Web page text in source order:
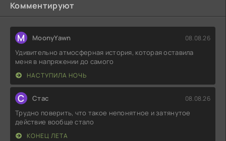
Комментируют
M MoonyYawn 08.08.26
Удивительно атмосферная история, которая оставила
меня в напряжении до самого
НАСТУПИЛА НОЧЬ
С Стас 08.08.26
Трудно поверить, что такое непонятное и затянутое
действие вообще стало
КОНЕЦ ЛЕТА